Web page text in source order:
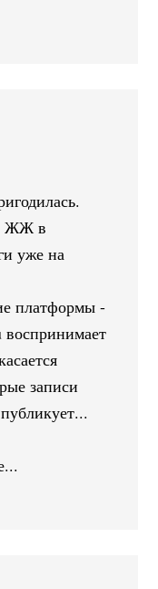
ЖЖ в
уже на
платформы -
записи